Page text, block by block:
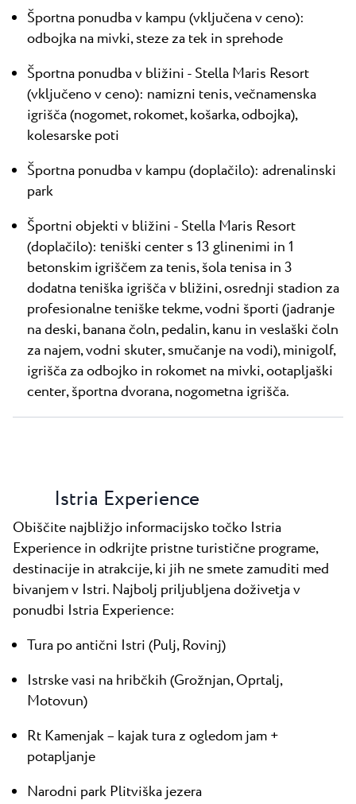
Športna ponudba v kampu (vključena v ceno):
odbojka na mivki, steze za tek in sprehode
Športna ponudba v bližini - Stella Maris Resort
(vključeno v ceno): namizni tenis, večnamenska
igrišča (nogomet, rokomet, košarka, odbojka),
kolesarske poti
Športna ponudba v kampu (doplačilo): adrenalinski
park
Športni objekti v bližini - Stella Maris Resort
(doplačilo): teniški center s 13 glinenimi in 1
betonskim igriščem za tenis, šola tenisa in 3
dodatna teniška igrišča v bližini, osrednji stadion za
profesionalne teniške tekme, vodni športi (jadranje
na deski, banana čoln, pedalin, kanu in veslaški čoln
za najem, vodni skuter, smučanje na vodi), minigolf,
igrišča za odbojko in rokomet na mivki, ootapljaški
center, športna dvorana, nogometna igrišča.
Istria Experience
Obiščite najbližjo informacijsko točko Istria
Experience in odkrijte pristne turistične programe,
destinacije in atrakcije, ki jih ne smete zamuditi med
bivanjem v Istri. Najbolj priljubljena doživetja v
ponudbi Istria Experience:
Tura po antični Istri (Pulj, Rovinj)
Istrske vasi na hribčkih (Grožnjan, Oprtalj,
Motovun)
Rt Kamenjak – kajak tura z ogledom jam +
potapljanje
Narodni park Plitviška jezera